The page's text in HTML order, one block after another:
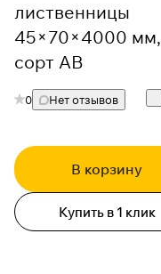
лиственницы
45×70×4000 мм,
сорт АВ
0 Нет отзывов
В корзину
Купить в 1 клик